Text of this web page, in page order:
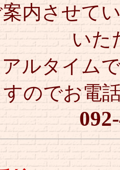
内させて
いた
ルタイム
のでお電